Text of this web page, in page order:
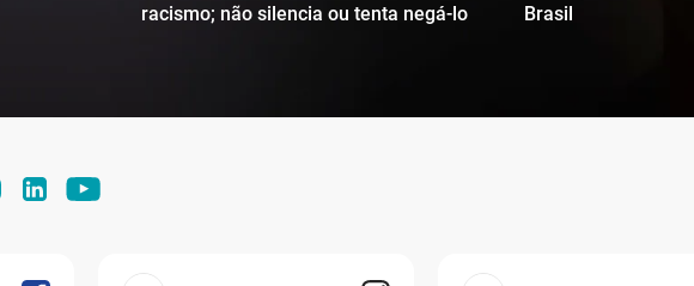
racismo; não silencia ou tenta negá-lo
Brasil